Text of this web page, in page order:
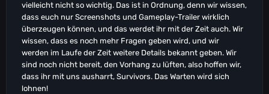
vielleicht nicht so wichtig. Das ist in Ordnung, denn wir wissen,
dass euch nur Screenshots und Gameplay-Trailer wirklich
überzeugen können, und das werdet ihr mit der Zeit auch. Wir
wissen, dass es noch mehr Fragen geben wird, und wir
werden im Laufe der Zeit weitere Details bekannt geben. Wir
sind noch nicht bereit, den Vorhang zu lüften, also hoffen wir,
dass ihr mit uns ausharrt, Survivors. Das Warten wird sich
lohnen!